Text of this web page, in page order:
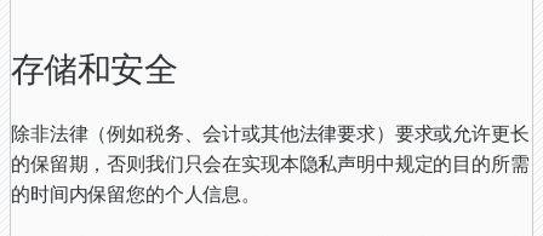
存储和安全
除非法律（例如税务、会计或其他法律要求）要求或允许更长
的保留期，否则我们只会在实现本隐私声明中规定的目的所需
的时间内保留您的个人信息。